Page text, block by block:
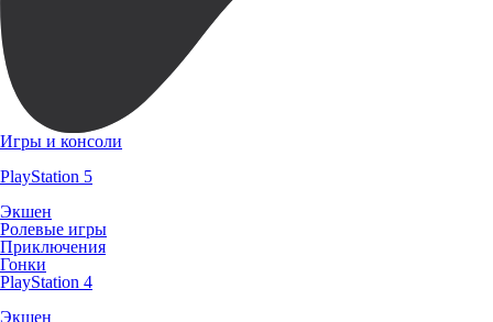
Игры и консоли
PlayStation 5
Экшен
Ролевые игры
Приключения
Гонки
PlayStation 4
Экшен